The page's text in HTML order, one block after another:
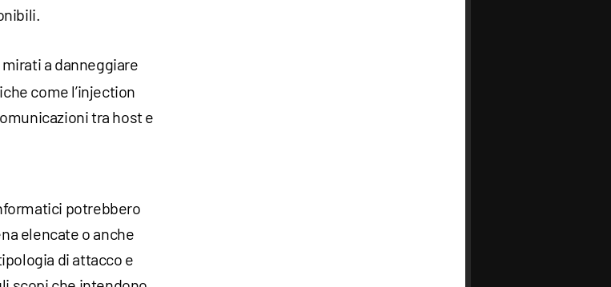
a danneggiare
come l’injection
tra host e
potrebbero
elencate o anche
di attacco e